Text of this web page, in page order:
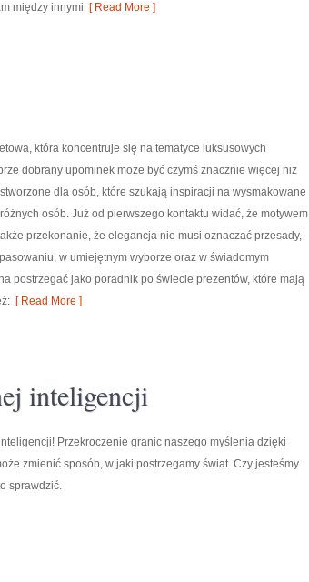
między innymi [ Read More ]
która koncentruje się na tematyce luksusowych
dobrany upominek może być czymś znacznie więcej niż
dla osób, które szukają inspiracji na wysmakowane
osób. Już od pierwszego kontaktu widać, że motywem
przekonanie, że elegancja nie musi oznaczać przesady,
w umiejętnym wyborze oraz w świadomym
postrzegać jako poradnik po świecie prezentów, które mają
[ Read More ]
inteligencji
Przekroczenie granic naszego myślenia dzięki
zmienić sposób, w jaki postrzegamy świat. Czy jesteśmy
sprawdzić.